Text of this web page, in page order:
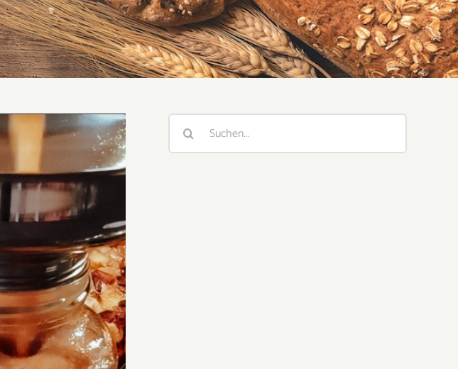
Suche
nach: